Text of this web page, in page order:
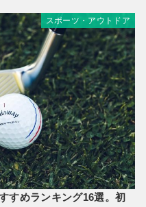
スポーツ・アウトドア
すめランキング16選。初